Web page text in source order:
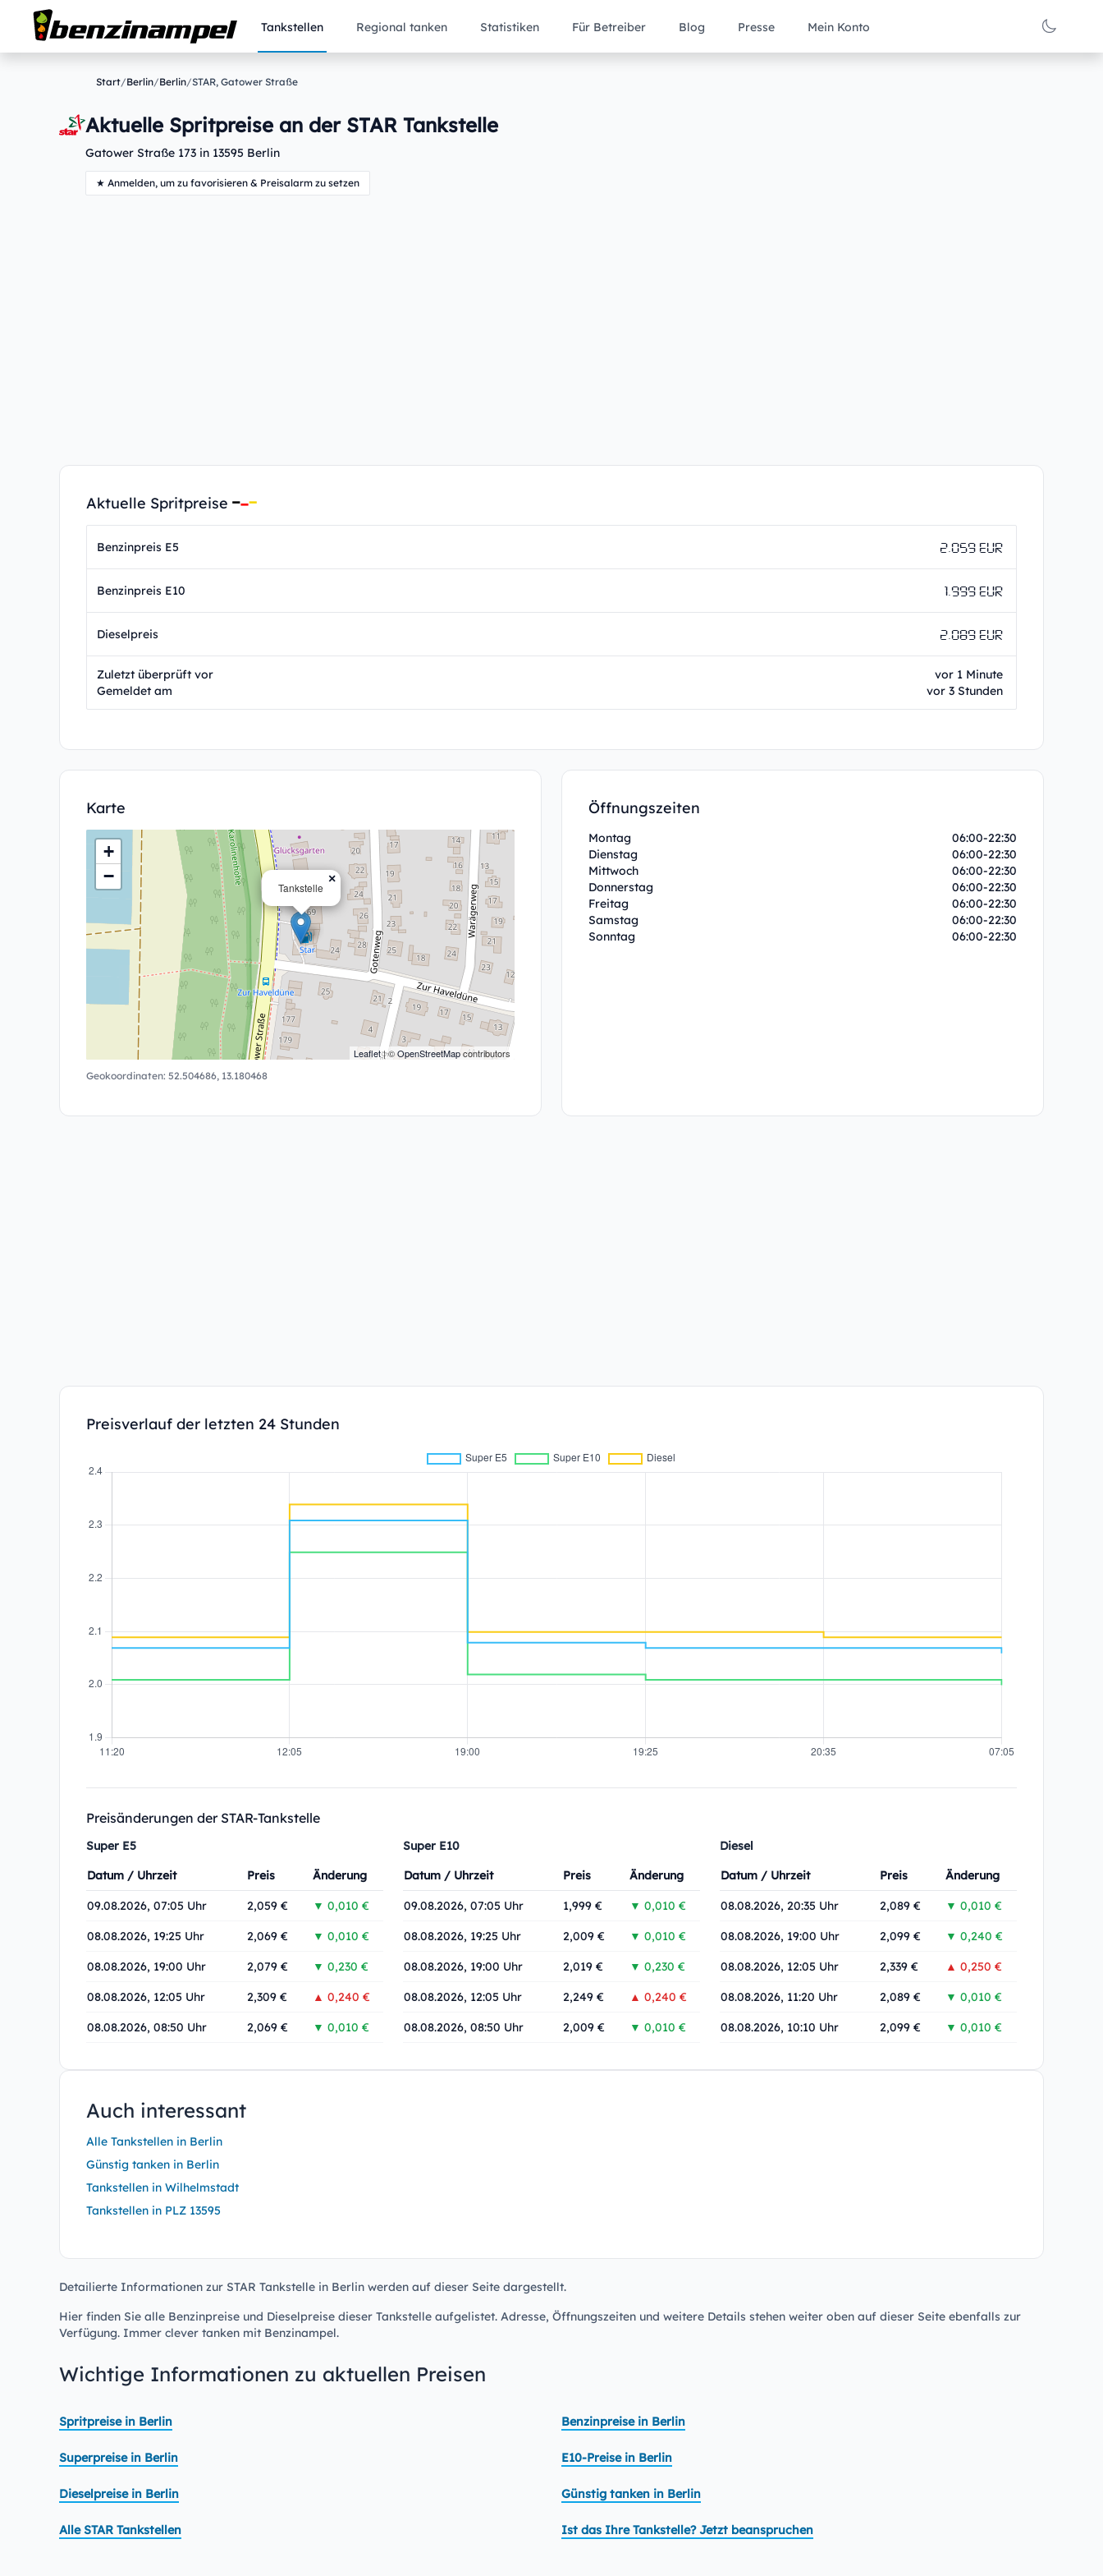
Tankstellen Regional tanken Statistiken Für Betreiber Blog Presse Mein Konto
Start/Berlin/Berlin/STAR, Gatower Straße
Aktuelle Spritpreise an der STAR Tankstelle
Gatower Straße 173 in 13595 Berlin
★ Anmelden, um zu favorisieren & Preisalarm zu setzen
Aktuelle Spritpreise
Benzinpreis E5 2.059 EUR
Benzinpreis E10 1.999 EUR
Dieselpreis 2.089 EUR
Zuletzt überprüft vor
Gemeldet am
vor 1 Minute
vor 3 Stunden
Karte
Tankstelle
×
+
−
Leaflet| ©OpenStreetMapcontributors
Geokoordinaten: 52.504686, 13.180468
Öffnungszeiten
Montag
06:00-22:30
Dienstag
06:00-22:30
Mittwoch
06:00-22:30
Donnerstag
06:00-22:30
Freitag
06:00-22:30
Samstag
06:00-22:30
Sonntag
06:00-22:30
Preisverlauf der letzten 24 Stunden
Preisänderungen der STAR-Tankstelle
Super E5
Datum / Uhrzeit
Preis Änderung
09.08.2026, 07:05 Uhr 2,059 € ▼ 0,010 €
08.08.2026, 19:25 Uhr 2,069 € ▼ 0,010 €
08.08.2026, 19:00 Uhr 2,079 € ▼ 0,230 €
08.08.2026, 12:05 Uhr 2,309 € ▲ 0,240 €
08.08.2026, 08:50 Uhr 2,069 € ▼ 0,010 €
Super E10
Datum / Uhrzeit
Preis Änderung
09.08.2026, 07:05 Uhr 1,999 € ▼ 0,010 €
08.08.2026, 19:25 Uhr 2,009 € ▼ 0,010 €
08.08.2026, 19:00 Uhr 2,019 € ▼ 0,230 €
08.08.2026, 12:05 Uhr 2,249 € ▲ 0,240 €
08.08.2026, 08:50 Uhr 2,009 € ▼ 0,010 €
Diesel
Datum / Uhrzeit
Preis Änderung
08.08.2026, 20:35 Uhr 2,089 € ▼ 0,010 €
08.08.2026, 19:00 Uhr 2,099 € ▼ 0,240 €
08.08.2026, 12:05 Uhr 2,339 € ▲ 0,250 €
08.08.2026, 11:20 Uhr 2,089 € ▼ 0,010 €
08.08.2026, 10:10 Uhr 2,099 € ▼ 0,010 €
Auch interessant
Alle Tankstellen in Berlin
Günstig tanken in Berlin
Tankstellen in Wilhelmstadt
Tankstellen in PLZ 13595
Detailierte Informationen zur STAR Tankstelle in Berlin werden auf dieser Seite dargestellt.
Hier finden Sie alle Benzinpreise und Dieselpreise dieser Tankstelle aufgelistet. Adresse, Öffnungszeiten und weitere Details stehen weiter oben auf dieser Seite ebenfalls zur
Verfügung. Immer clever tanken mit Benzinampel.
Wichtige Informationen zu aktuellen Preisen
Spritpreise in Berlin Benzinpreise in Berlin
Superpreise in Berlin E10-Preise in Berlin
Dieselpreise in Berlin Günstig tanken in Berlin
Alle STAR Tankstellen Ist das Ihre Tankstelle? Jetzt beanspruchen